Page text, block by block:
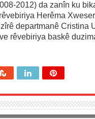
2012) da zanîn ku
Herêma
departmanê Cristina
rêvebiriya baskê